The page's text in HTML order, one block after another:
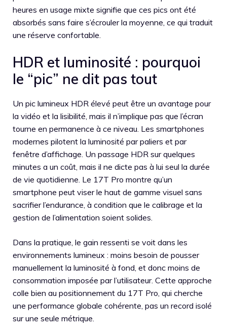
heures en usage mixte signifie que ces pics ont été
absorbés sans faire s’écrouler la moyenne, ce qui traduit
une réserve confortable.
HDR et luminosité : pourquoi
le “pic” ne dit pas tout
Un pic lumineux HDR élevé peut être un avantage pour
la vidéo et la lisibilité, mais il n’implique pas que l’écran
tourne en permanence à ce niveau. Les smartphones
modernes pilotent la luminosité par paliers et par
fenêtre d’affichage. Un passage HDR sur quelques
minutes a un coût, mais il ne dicte pas à lui seul la durée
de vie quotidienne. Le 17T Pro montre qu’un
smartphone peut viser le haut de gamme visuel sans
sacrifier l’endurance, à condition que le calibrage et la
gestion de l’alimentation soient solides.
Dans la pratique, le gain ressenti se voit dans les
environnements lumineux : moins besoin de pousser
manuellement la luminosité à fond, et donc moins de
consommation imposée par l’utilisateur. Cette approche
colle bien au positionnement du 17T Pro, qui cherche
une performance globale cohérente, pas un record isolé
sur une seule métrique.